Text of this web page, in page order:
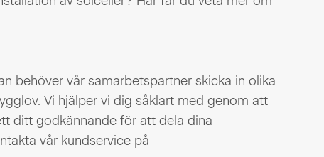
behöver vår samarbetspartner skicka in olika
Vi hjälper vi dig såklart med genom att
ditt godkännande för att dela dina
vår kundservice på